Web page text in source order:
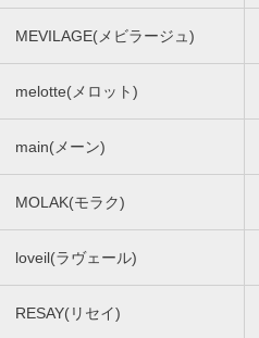
MEVILAGE(メビラージュ)
melotte(メロット)
main(メーン)
MOLAK(モラク)
loveil(ラヴェール)
RESAY(リセイ)